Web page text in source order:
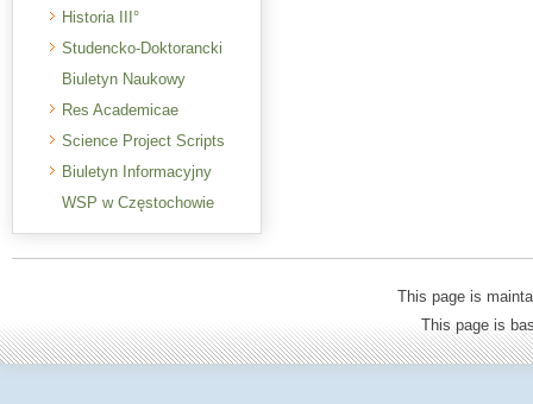
Historia III°
Studencko-Doktorancki
Biuletyn Naukowy
Res Academicae
Science Project Scripts
Biuletyn Informacyjny
WSP w Częstochowie
This page is
This page is